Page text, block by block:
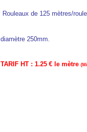
Rouleaux de 125 mètres/
diamètre 250mm.
TARIF HT : 1.25 € le mètre